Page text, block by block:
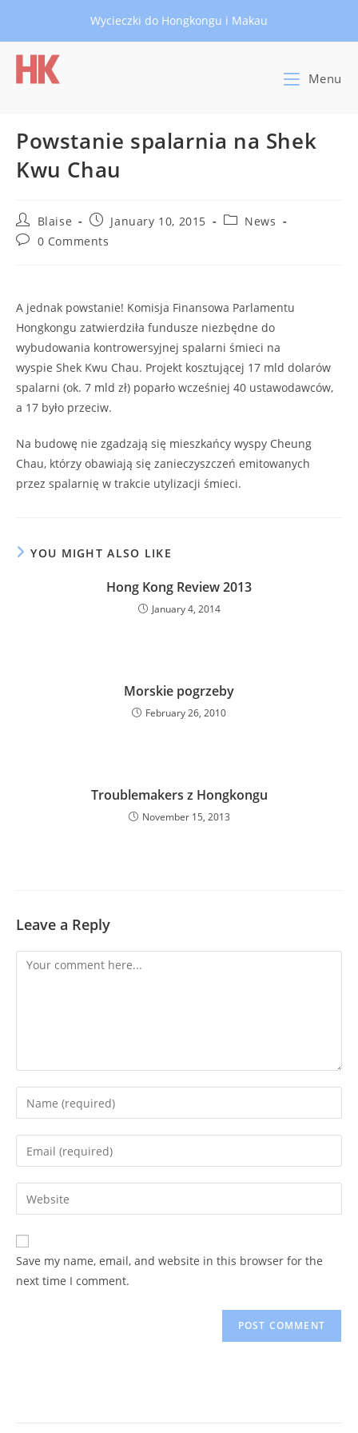
Wycieczki do Hongkongu i Makau
Menu
Powstanie spalarnia na Shek
Kwu Chau
Post
author:
Blaise
Post
published:
January 10, 2015
PostNews
Post0 Comments
A jednak powstanie! Komisja Finansowa Parlamentu
Hongkongu zatwierdziła fundusze niezbędne do
wybudowania kontrowersyjnej spalarni śmieci na
wyspie Shek Kwu Chau. Projekt kosztującej 17 mld dolarów
spalarni (ok. 7 mld zł) poparło wcześniej 40 ustawodawców,
a 17 było przeciw.
Na budowę nie zgadzają się mieszkańcy wyspy Cheung
Chau, którzy obawiają się zanieczyszczeń emitowanych
przez spalarnię w trakcie utylizacji śmieci.
YOU MIGHT ALSO LIKE
Hong Kong Review 2013
January 4, 2014
Morskie pogrzeby
February 26, 2010
Troublemakers z Hongkongu
November 15, 2013
Leave a Reply
Comment
Enter
your
name
comment
Enter
your
email
address
comment
Enter
your
website
URL
(optional)
Save my name, email, and website in this browser for the
next time I comment.